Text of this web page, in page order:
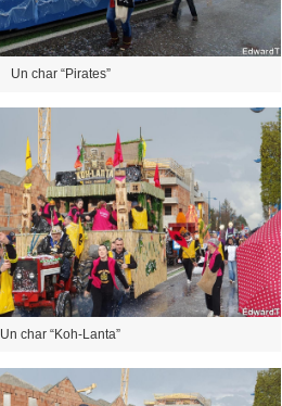
Un char “Pirates”
Un char “Koh-Lanta”